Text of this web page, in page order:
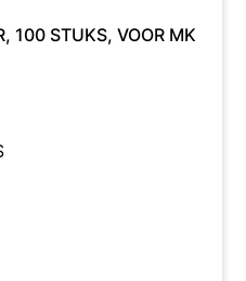
100 STUKS, VOOR MK